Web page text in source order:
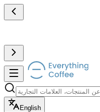
English